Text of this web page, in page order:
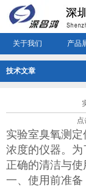
关于我们 产品
技术文章
点
实验室臭氧测
浓度的仪器。为
正确的清洁与
一、使用前准备